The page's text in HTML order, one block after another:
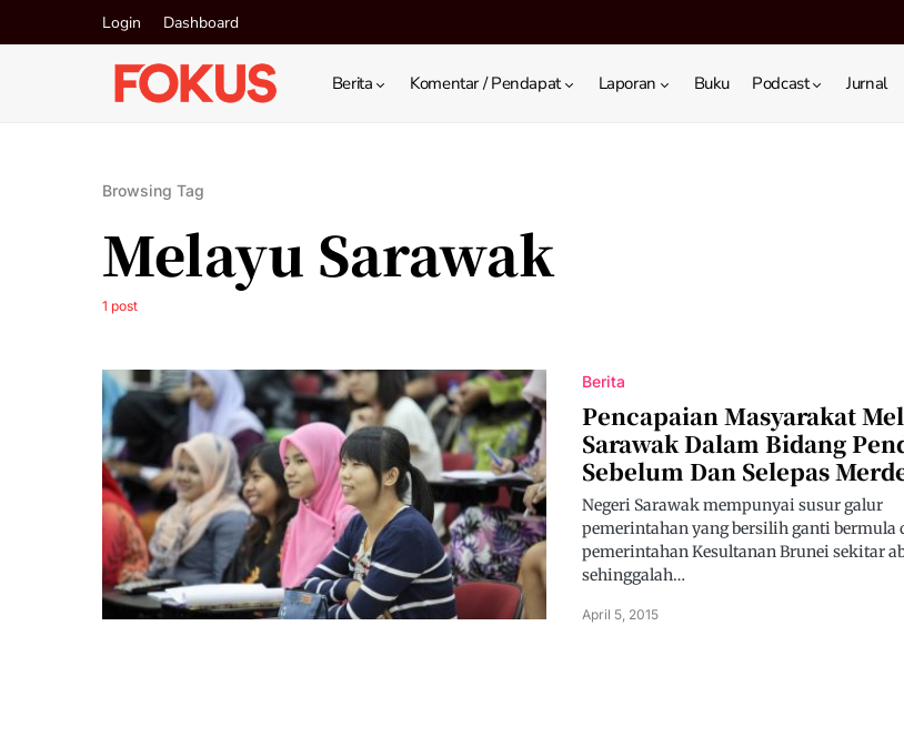
Login Dashboard
Berita Komentar / Pendapat Laporan Buku Podcast Jurnal
Browsing Tag
Melayu Sarawak
1 post
Berita
Pencapaian Masyarakat
Sarawak Dalam Bidang
Sebelum Dan Selepas
Negeri Sarawak mempunyai susur galur
pemerintahan yang bersilih ganti bermula
pemerintahan Kesultanan Brunei sekitar
sehinggalah…
April 5, 2015